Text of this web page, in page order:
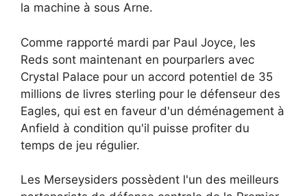
la machine à sous Arne.
Comme rapporté mardi par Paul Joyce, les
Reds sont maintenant en pourparlers avec
Crystal Palace pour un accord potentiel de 35
millions de livres sterling pour le défenseur des
Eagles, qui est en faveur d'un déménagement à
Anfield à condition qu'il puisse profiter du
temps de jeu régulier.
Les Merseysiders possèdent l'un des meilleurs